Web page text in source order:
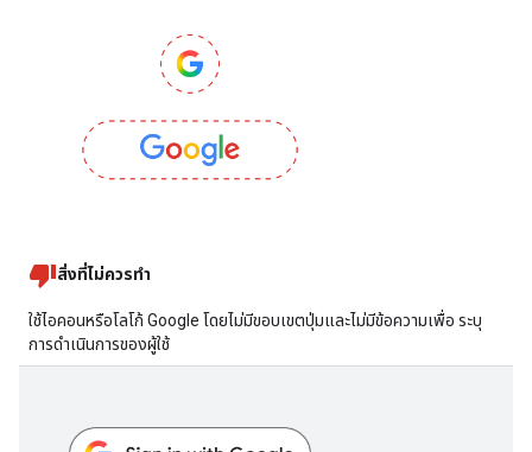
สิ่งที่ไม่ควรทำ
ใช้ไอคอนหรือโลโก้ Google โดยไม่มีขอบเขตปุ่มและไม่มีข้อความเพื่อ ระบุ
การดำเนินการของผู้ใช้